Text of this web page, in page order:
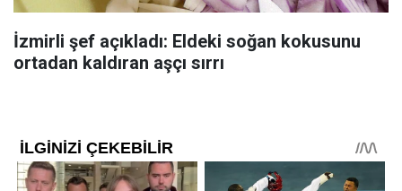
İzmirli şef açıkladı: Eldeki soğan kokusunu
ortadan kaldıran aşçı sırrı